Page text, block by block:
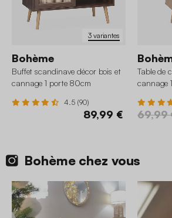
3 variantes
Bohème
Buffet scandinave décor bois et
cannage 1 porte 80cm
4.5 (90)
89,99 €
Table de
cannage
69,99
Bohème chez vous